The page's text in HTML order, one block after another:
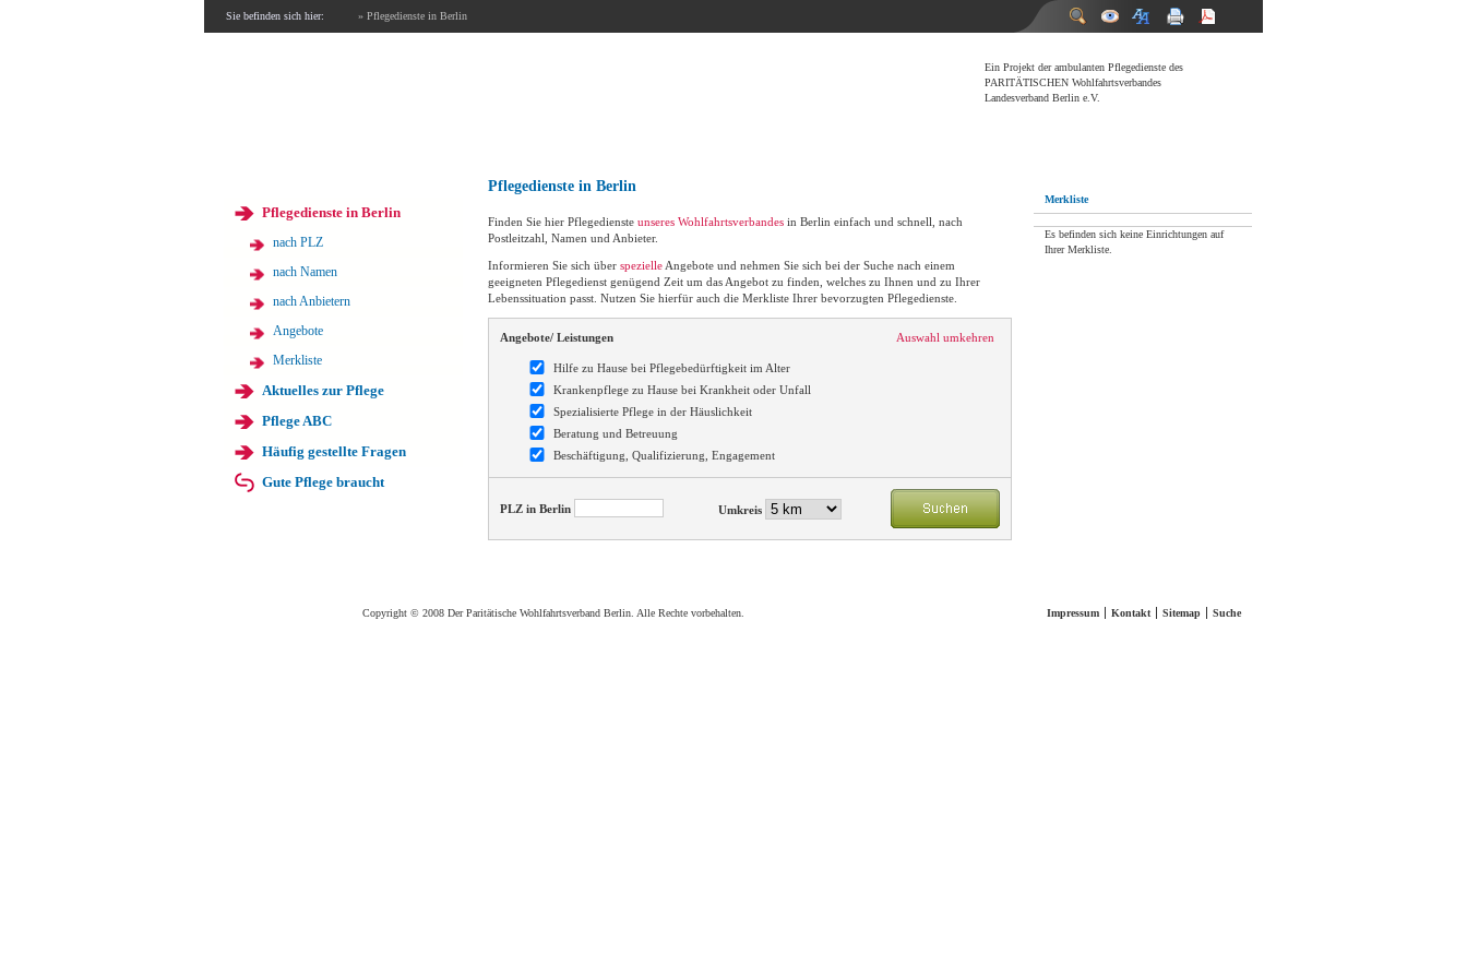
Sie befinden sich hier: » Pflegedienste in Berlin
Ein Projekt der ambulanten Pflegedienste des
PARITÄTISCHEN Wohlfahrtsverbandes
Landesverband Berlin e.V.
Pflegedienste in Berlin
nach PLZ
nach Namen
nach Anbietern
Angebote
Merkliste
Aktuelles zur Pflege
Pflege ABC
Häufig gestellte Fragen
Gute Pflege braucht
Pflegedienste in Berlin
Finden Sie hier Pflegedienste unseres Wohlfahrtsverbandes in Berlin einfach und schnell, nach
Postleitzahl, Namen und Anbieter.
Informieren Sie sich über spezielle Angebote und nehmen Sie sich bei der Suche nach einem
geeigneten Pflegedienst genügend Zeit um das Angebot zu finden, welches zu Ihnen und zu Ihrer
Lebenssituation passt. Nutzen Sie hierfür auch die Merkliste Ihrer bevorzugten Pflegedienste.
Angebote/ Leistungen Auswahl umkehren
Hilfe zu Hause bei Pflegebedürftigkeit im Alter
Krankenpflege zu Hause bei Krankheit oder Unfall
Spezialisierte Pflege in der Häuslichkeit
Beratung und Betreuung
Beschäftigung, Qualifizierung, Engagement
PLZ in Berlin Umkreis
Merkliste
Es befinden sich keine Einrichtungen auf
Ihrer Merkliste.
Copyright © 2008 Der Paritätische Wohlfahrtsverband Berlin. Alle Rechte vorbehalten. Impressum Kontakt Sitemap Suche